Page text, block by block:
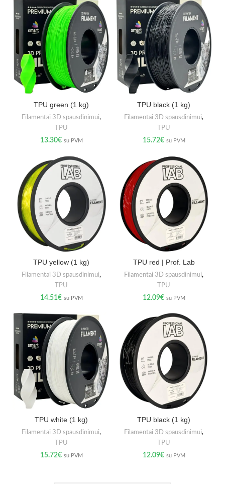
TPU green (1 kg)
Filamentai 3D spausdinimui,
TPU
13.30€ su PVM
TPU black (1 kg)
Filamentai 3D spausdinimui,
TPU
15.72€ su PVM
TPU yellow (1 kg)
Filamentai 3D spausdinimui,
TPU
14.51€ su PVM
TPU red | Prof. Lab
Filamentai 3D spausdinimui,
TPU
12.09€ su PVM
TPU white (1 kg)
Filamentai 3D spausdinimui,
TPU
15.72€ su PVM
TPU black (1 kg)
Filamentai 3D spausdinimui,
TPU
12.09€ su PVM